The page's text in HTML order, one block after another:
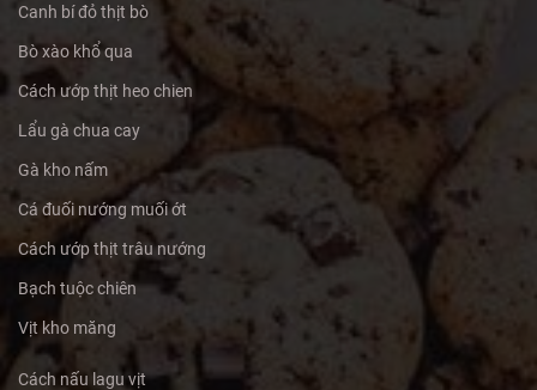
Canh bí đỏ thịt bò
Bò xào khổ qua
Cách ướp thịt heo chien
Lẩu gà chua cay
Gà kho nấm
Cá đuối nướng muối ớt
Cách ướp thịt trâu nướng
Bạch tuộc chiên
Vịt kho măng
Cách nấu lagu vịt